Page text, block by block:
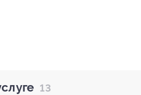
13